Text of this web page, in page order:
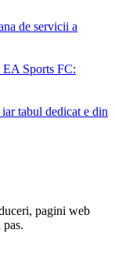
de servicii a
Sports FC:
tabul dedicat e din
pagini web